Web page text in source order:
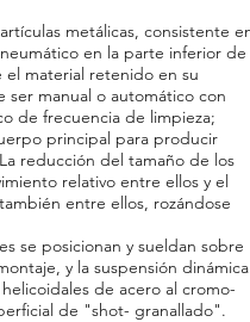
metálicas, consistente
en la parte inferior de
material retenido en su
manual o automático con
de frecuencia de limpieza;
principal para producir
reducción del tamaño de los
relativo entre ellos y el
entre ellos, rozándose
se posicionan y sueldan sobre
y la suspensión dinámica
de acero al cromo-
de "shot- granallado".